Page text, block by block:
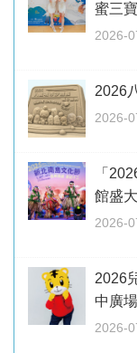
蜜三寶
2026-
2026
2026-
「
館盛
2026-
2026
中廣場
2026-